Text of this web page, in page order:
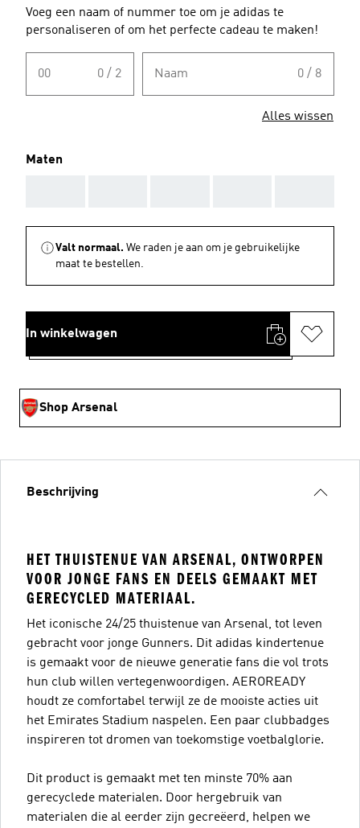
Voeg een naam of nummer toe om je adidas te
personaliseren of om het perfecte cadeau te maken!
00 0 / 2 Naam 0 / 8
Alles wissen
Maten
Valt normaal. We raden je aan om je gebruikelijke
maat te bestellen.
In winkelwagen
Shop Arsenal
Beschrijving
HET THUISTENUE VAN ARSENAL, ONTWORPEN
VOOR JONGE FANS EN DEELS GEMAAKT MET
GERECYCLED MATERIAAL.
Het iconische 24/25 thuistenue van Arsenal, tot leven
gebracht voor jonge Gunners. Dit adidas kindertenue
is gemaakt voor de nieuwe generatie fans die vol trots
hun club willen vertegenwoordigen. AEROREADY
houdt ze comfortabel terwijl ze de mooiste acties uit
het Emirates Stadium naspelen. Een paar clubbadges
inspireren tot dromen van toekomstige voetbalglorie.
Dit product is gemaakt met ten minste 70% aan
gerecyclede materialen. Door hergebruik van
materialen die al eerder zijn gecreëerd, helpen we